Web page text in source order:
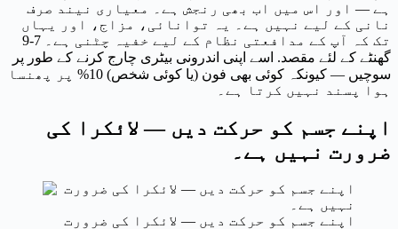
ہے — اور اس میں اب بھی رنجش ہے۔ معیاری نیند صرف
نانی کے لیے نہیں ہے۔ یہ توانائی، مزاج، اور یہاں
تک کہ آپ کے مدافعتی نظام کے لیے خفیہ چٹنی ہے۔ 7-9
گھنٹے کے لئے مقصد. اسے اپنی اندرونی بیٹری چارج کرنے کے طور پر
سوچیں — کیونکہ کوئی بھی فون (یا کوئی شخص) 10% پر پھنسا
ہوا پسند نہیں کرتا ہے۔
ضرورت نہیں ہے۔
اپنے جسم کو حرکت دیں — لائکرا کی ضرورت